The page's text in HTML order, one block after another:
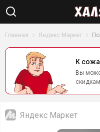
Главная Яндекс Маркет
К
Вы
Яндекс Маркет